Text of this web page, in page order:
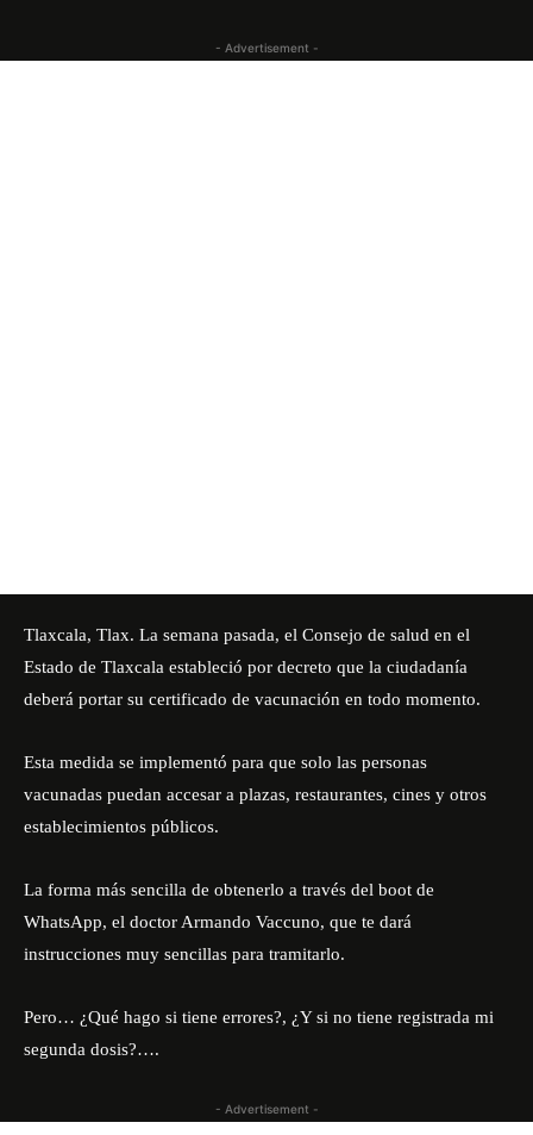
- Advertisement -
Tlaxcala, Tlax. La semana pasada, el Consejo de salud en el
Estado de Tlaxcala estableció por decreto que la ciudadanía
deberá portar su certificado de vacunación en todo momento.
Esta medida se implementó para que solo las personas
vacunadas puedan accesar a plazas, restaurantes, cines y otros
establecimientos públicos.
La forma más sencilla de obtenerlo a través del boot de
WhatsApp, el doctor Armando Vaccuno, que te dará
instrucciones muy sencillas para tramitarlo.
Pero… ¿Qué hago si tiene errores?, ¿Y si no tiene registrada mi
segunda dosis?….
- Advertisement -